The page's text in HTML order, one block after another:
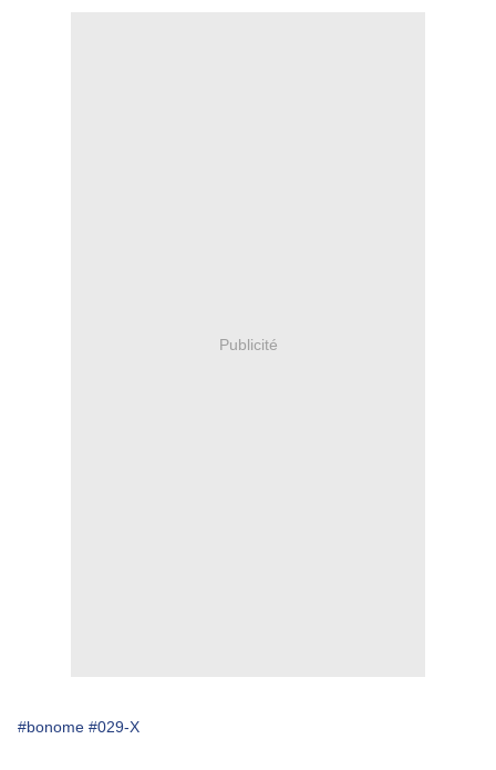
Publicité
#bonome #029-X